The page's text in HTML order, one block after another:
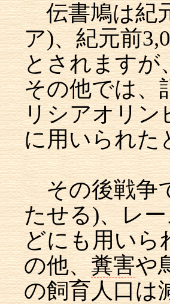
伝書鳩は紀
ア)、紀元前
とされますが
その他では、
リシアオリン
に用いられた
その後戦争
たせる)、レ
どにも用いら
の他、糞害や
の飼育人口は